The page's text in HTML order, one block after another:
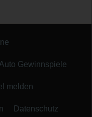
Auto Gewinnspiele
melden
Datenschutz